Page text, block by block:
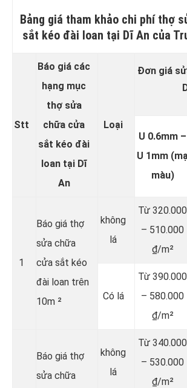
Bảng giá tham khảo chi phí thợ
sắt kéo đài loan tại Dĩ An của
Stt
Báo giá các
hạng mục
thợ sửa
chữa cửa
sắt kéo đài
loan tại Dĩ
An
Loại
Đơn giá
U 0.6mm –
U 1mm (mạ
màu)
1
Báo giá thợ
sửa chữa
cửa sắt kéo
đài loan trên
10m ²
không
lá
Từ 320.000
– 510.000
₫/m²
Có lá
Từ 390.000
– 580.000
₫/m²
Báo giá thợ
sửa chữa
không
lá
Từ 340.000
– 530.000
₫/m²